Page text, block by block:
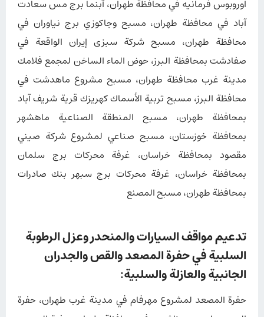
اوروبوس فرمانيه في محافظة طهران، آبنما برج مس سعادت
آباد في محافظة طهران، مسبح وجاكوزي برج نياوران في
محافظة طهران، مسبح شركة سبزی إيران الواقعة في
صفادشت بمحافظة البرز، حوض الماء الساخن لمجمع فلامك
مدينة غرب محافظة طهران، مسبح مشروع ماهدشت في
محافظة البرز، مسبح تربية الأسماك كهريزك قرية شريف آباد
بمحافظة طهران، مسبح المنطقة الصناعية ماهشهر
بمحافظة خوزستان، مسبح صناعي لمشروع شركة صيني
مقصود بمحافظة خراسان، غرفة محركات برج سلمان
بمحافظة خراسان، غرفة محركات برج سبهر بنك صادرات
بمحافظة طهران، مسبح المصنع
تدعيم مواقف السيارات والمنحدر وعزل الرطوبة
السلبية في حفرة المصعد والقص والجدران
الجانبية والعازلة والسلبية:
حفرة المصعد لمشروع مهرفام في مدينة غرب طهران، حفرة